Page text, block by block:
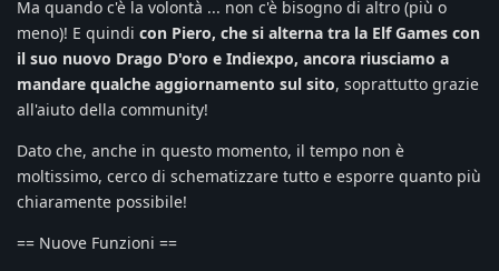
Ma quando c'è la volontà ... non c'è bisogno di altro (più o
meno)! E quindi con Piero, che si alterna tra la Elf Games con
il suo nuovo Drago D'oro e Indiexpo, ancora riusciamo a
mandare qualche aggiornamento sul sito, soprattutto grazie
all'aiuto della community!
Dato che, anche in questo momento, il tempo non è
moltissimo, cerco di schematizzare tutto e esporre quanto più
chiaramente possibile!
== Nuove Funzioni ==